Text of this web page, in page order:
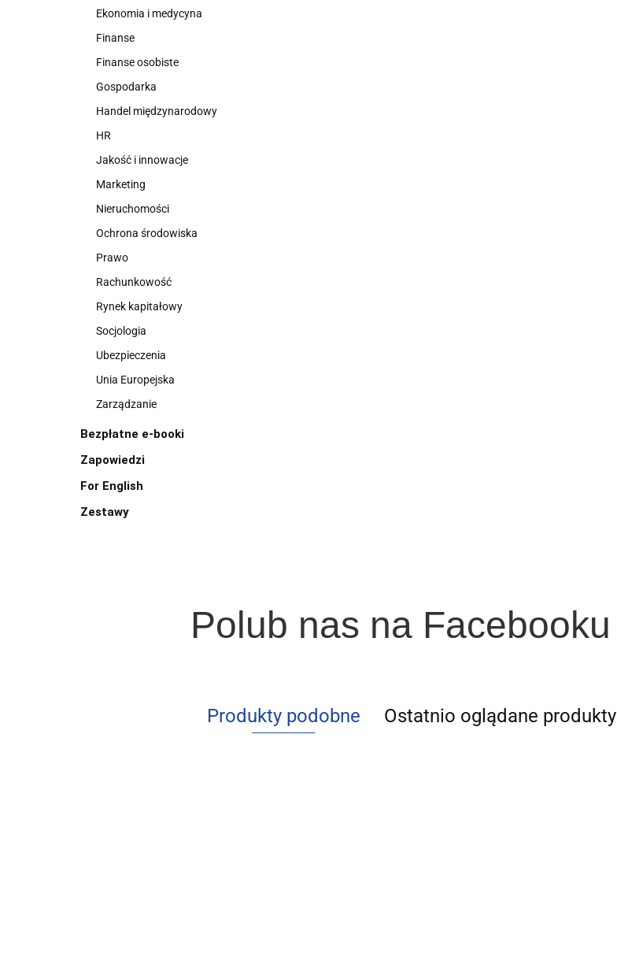
Ekonomia i medycyna
Finanse
Finanse osobiste
Gospodarka
Handel międzynarodowy
HR
Jakość i innowacje
Marketing
Nieruchomości
Ochrona środowiska
Prawo
Rachunkowość
Rynek kapitałowy
Socjologia
Ubezpieczenia
Unia Europejska
Zarządzanie
Bezpłatne e-booki
Zapowiedzi
For English
Zestawy
Polub nas na Facebooku
Produkty podobne Ostatnio oglądane produkty